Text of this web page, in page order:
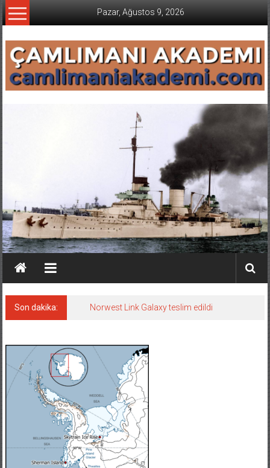
İçeriğe
geç
Pazar, Ağustos 9, 2026
Son dakika: Norwest Link Galaxy teslim edildi